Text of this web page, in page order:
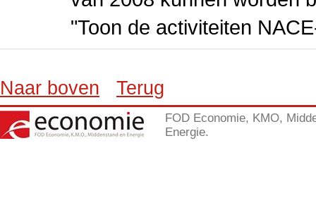
"Toon de activiteiten
Naar boven Terug
FOD Economie, KMO,
Energie.